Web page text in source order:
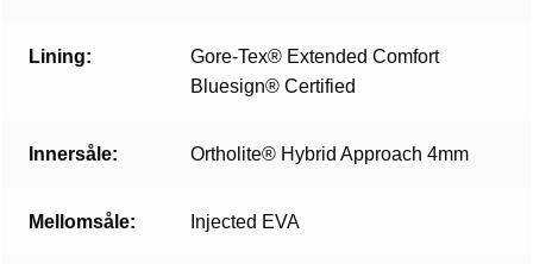
Lining:
Gore-Tex® Extended Comfort
Bluesign® Certified
Innersåle: Ortholite® Hybrid Approach 4mm
Mellomsåle: Injected EVA